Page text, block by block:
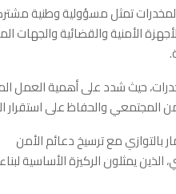
تمثل مسؤولية وطنية
الأمنية والقضائية والجهات
حيث شدد على أهمية العمل
المجتمعي والحفاظ على استقرار
بالتوازي مع ترسيخ دعائم الأمن
يمثلون الركيزة الأساسية لبناء